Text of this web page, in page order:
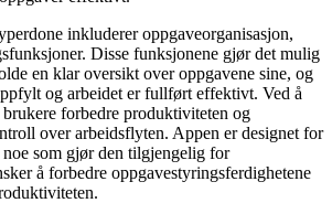
inkluderer oppgaveorganisasjon,
Disse funksjonene gjør det mulig
en klar oversikt over oppgavene sine, og
og arbeidet er fullført effektivt. Ved å
forbedre produktiviteten og
over arbeidsflyten. Appen er designet for
som gjør den tilgjengelig for
å forbedre oppgavestyringsferdighetene